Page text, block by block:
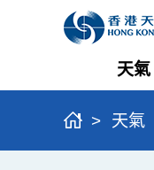
天氣
展
開
> 天氣